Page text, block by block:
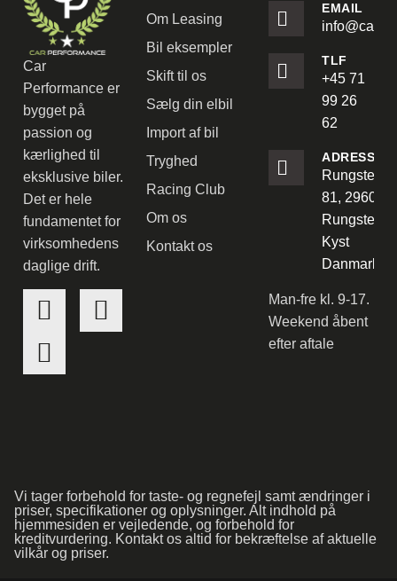
Car
Performance er
bygget på
passion og
kærlighed til
eksklusive biler.
Det er hele
fundamentet for
virksomhedens
daglige drift.
Om Leasing
Bil eksempler
Skift til os
Sælg din elbil
Import af bil
Tryghed
Racing Club
Om os
Kontakt os
EMAIL
TLF
+45 71
99 26
62
ADRESSE
81, 2960
Rungsted
Kyst
Danmark
Man-fre kl. 9-17.
Weekend åbent
efter aftale
Vi tager forbehold for taste- og regnefejl samt ændringer i
priser, specifikationer og oplysninger. Alt indhold på
hjemmesiden er vejledende, og forbehold for
kreditvurdering. Kontakt os altid for bekræftelse af aktuelle
vilkår og priser.